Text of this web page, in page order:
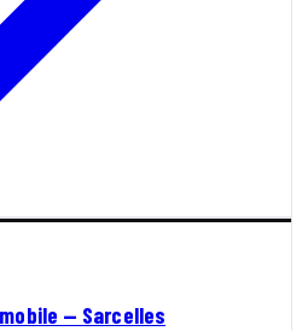
— Sarcelles